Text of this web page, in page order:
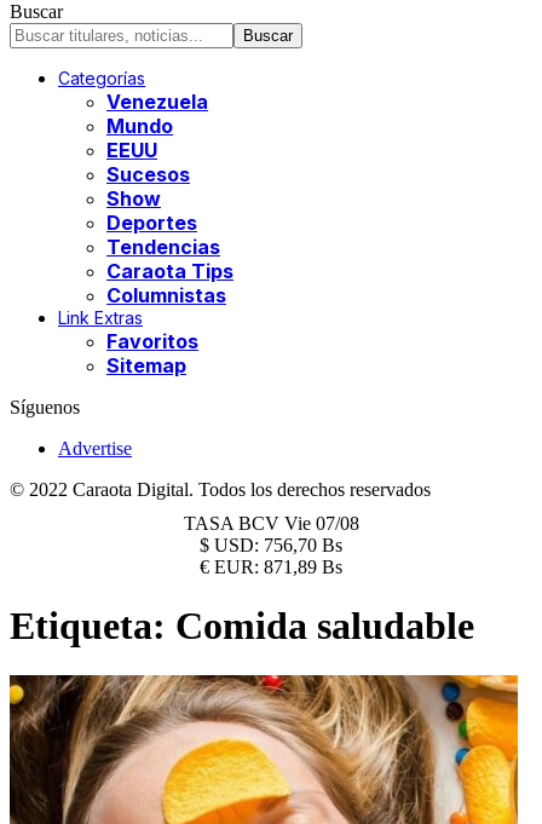
Buscar
Categorías
Venezuela
Mundo
EEUU
Sucesos
Show
Deportes
Tendencias
Caraota Tips
Columnistas
Link Extras
Favoritos
Sitemap
Síguenos
Advertise
© 2022 Caraota Digital. Todos los derechos reservados
TASA BCV Vie 07/08
$ USD: 756,70 Bs
€ EUR: 871,89 Bs
Etiqueta: Comida saludable